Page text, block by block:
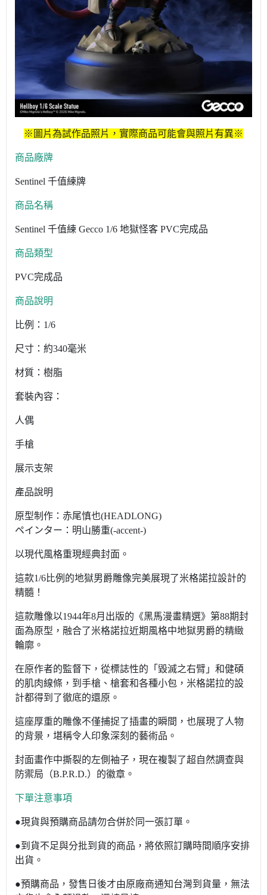
※圖片為試作品照片，實際商品可能會與照片有異※
商品廠牌
Sentinel 千值練牌
商品名稱
Sentinel 千值練 Gecco 1/6 地獄怪客 PVC完成品
商品類型
PVC完成品
商品說明
比例：1/6
尺寸：約340毫米
材質：樹脂
套裝內容：
人偶
手槍
展示支架
產品說明
原型制作：赤尾慎也(HEADLONG)
ペインター：明山勝重(-accent-)
以現代風格重現經典封面。
這款1/6比例的地獄男爵雕像完美展現了米格諾拉設計的
精髓！
這款雕像以1944年8月出版的《黑馬漫畫精選》第88期封
面為原型，融合了米格諾拉近期風格中地獄男爵的精緻
輪廓。
在原作者的監督下，從標誌性的「毀滅之右臂」和健碩
的肌肉線條，到手槍、槍套和各種小包，米格諾拉的設
計都得到了徹底的還原。
這座厚重的雕像不僅捕捉了插畫的瞬間，也展現了人物
的背景，堪稱令人印象深刻的藝術品。
封面畫作中撕裂的左側袖子，現在複製了超自然調查與
防禦局（B.P.R.D.）的徽章。
下單注意事項
●現貨與預購商品請勿合併於同一張訂單。
●到貨不足與分批到貨的商品，將依照訂購時間順序安排
出貨。
●預購商品，發售日後才由原廠商通知台灣到貨量，無法